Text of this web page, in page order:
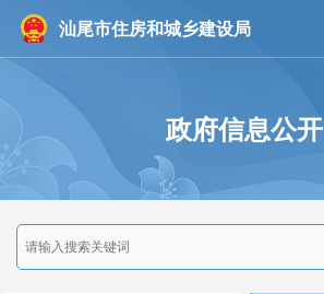
汕尾市住房和城乡建设局
政府信息公开